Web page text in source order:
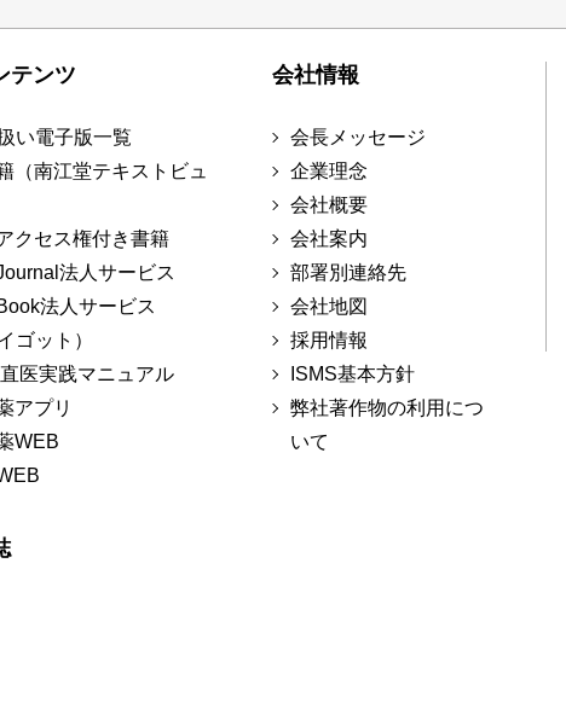
テンツ
い電子版一覧
（南江堂テキストビュ
クセス権付き書籍
法人サービス
法人サービス
ゴット）
医実践マニュアル
アプリ
WEB
会社情報
会長メッセージ
企業理念
会社概要
会社案内
部署別連絡先
会社地図
採用情報
ISMS基本方針
弊社著作物の利用につ
いて